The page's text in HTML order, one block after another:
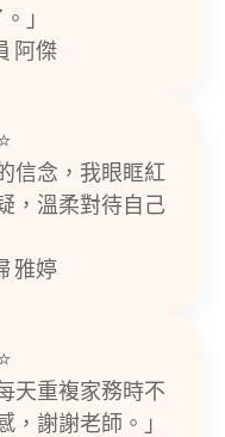
」
阿傑
信念，我眼眶紅
，溫柔對待自己
雅婷
天重複家務時不
謝謝老師。」